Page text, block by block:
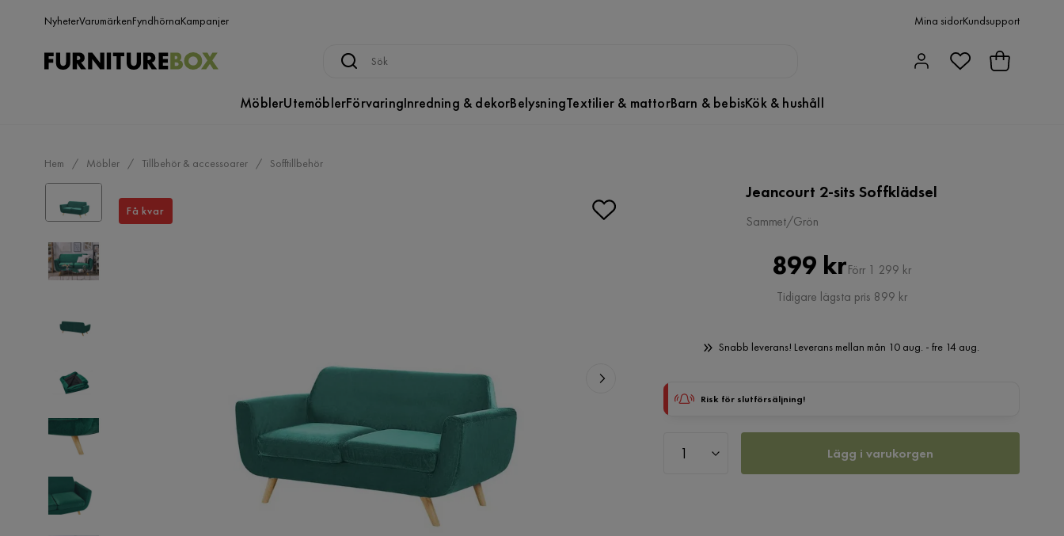
NyheterVarumärkenFyndhörnaKampanjer Mina sidorKundsupport
MöblerUtemöblerFörvaringInredning & dekorBelysningTextilier & mattorBarn & bebisKök & hushåll
Hem Möbler Tillbehör & accessoarer Sofftillbehör
Få kvar
Jeancourt 2-sits Soffklädsel
Sammet/Grön
Pris
899 krOriginal
Pris
Förr 1 299 kr
Tidigare lägsta pris 899 kr
Snabb leverans! Leverans mellan mån 10 aug. - fre 14 aug.
Risk för slutförsäljning!
Lägg i varukorgen